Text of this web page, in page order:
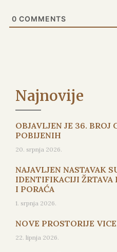
0 COMMENTS
Najnovije
OBJAVLJEN JE 36. BROJ
POBIJENIH
20. srpnja 2026.
NAJAVLJEN NASTAVAK
IDENTIFIKACIJI ŽRTAVA
I PORAĆA
1. srpnja 2026.
NOVE PROSTORIJE
22. lipnja 2026.